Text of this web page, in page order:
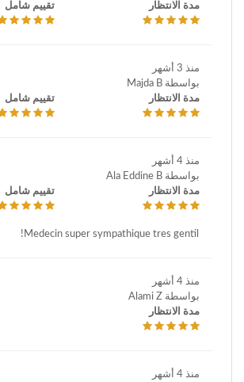
مدة الانتظار
تقييم شامل
منذ 3 أشهر
بواسطة Majda B
مدة الانتظار
تقييم شامل
منذ 4 أشهر
بواسطة Ala Eddine B
مدة الانتظار
تقييم شامل
Medecin super sympathique tres gentil!
منذ 4 أشهر
بواسطة Alami Z
مدة الانتظار
منذ 4 أشهر